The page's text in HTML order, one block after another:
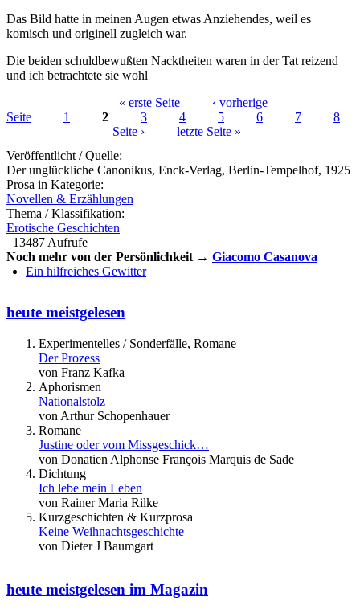
Das Bild hatte in meinen Augen etwas Anziehendes, weil es
komisch und originell zugleich war.
Die beiden schuldbewußten Nacktheiten waren in der Tat reizend
und ich betrachtete sie wohl
Seiten
« erste Seite
‹ vorherige
Seite
1 2 3 4 5 6 7
8
Seite ›
letzte Seite »
Veröffentlicht / Quelle:
Der unglückliche Canonikus, Enck-Verlag, Berlin-Tempelhof, 1925
Prosa in Kategorie:
Novellen & Erzählungen
Thema / Klassifikation:
Erotische Geschichten
13487 Aufrufe
Noch mehr von der Persönlichkeit → Giacomo Casanova
Ein hilfreiches Gewitter
heute meistgelesen
Experimentelles / Sonderfälle, Romane
Der Prozess
von Franz Kafka
Aphorismen
Nationalstolz
von Arthur Schopenhauer
Romane
Justine oder vom Missgeschick…
von Donatien Alphonse François Marquis de Sade
Dichtung
Ich lebe mein Leben
von Rainer Maria Rilke
Kurzgeschichten & Kurzprosa
Keine Weihnachtsgeschichte
von Dieter J Baumgart
heute meistgelesen im Magazin